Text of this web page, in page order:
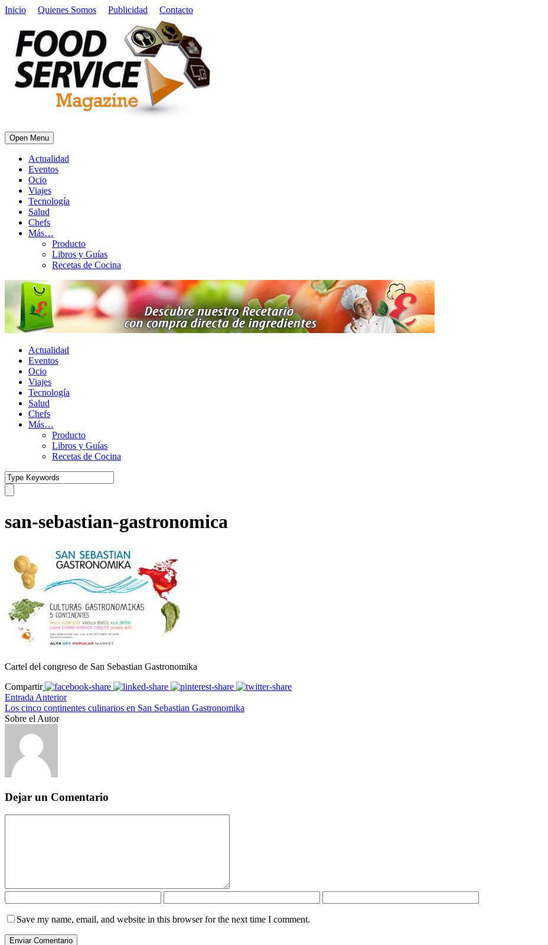
Inicio Quienes Somos Publicidad Contacto
Open Menu
Actualidad
Eventos
Ocio
Viajes
Tecnología
Salud
Chefs
Más…
Producto
Libros y Guías
Recetas de Cocina
Actualidad
Eventos
Ocio
Viajes
Tecnología
Salud
Chefs
Más…
Producto
Libros y Guías
Recetas de Cocina
san-sebastian-gastronomica
Cartel del congreso de San Sebastian Gastronomika
Compartir
Entrada Anterior
Los cinco continentes culinarios en San Sebastian Gastronomika
Sobre el Autor
Dejar un Comentario
Save my name, email, and website in this browser for the next time I comment.